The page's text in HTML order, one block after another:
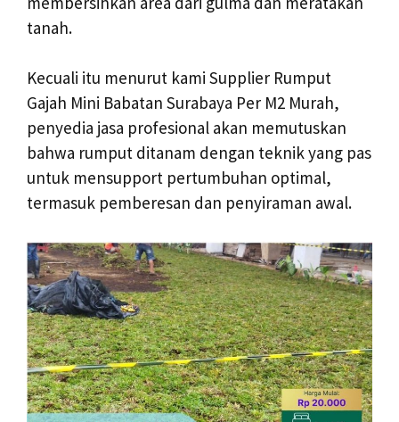
tanah.
Kecuali itu menurut kami Supplier Rumput
Gajah Mini Babatan Surabaya Per M2 Murah,
penyedia jasa profesional akan memutuskan
bahwa rumput ditanam dengan teknik yang pas
untuk mensupport pertumbuhan optimal,
termasuk pemberesan dan penyiraman awal.